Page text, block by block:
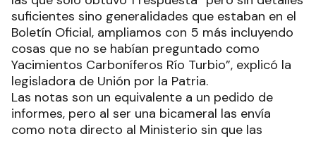
suficientes sino generalidades que estaban en el
Boletín Oficial, ampliamos con 5 más incluyendo
cosas que no se habían preguntado como
Yacimientos Carboníferos Río Turbio”, explicó la
legisladora de Unión por la Patria.
Las notas son un equivalente a un pedido de
informes, pero al ser una bicameral las envía
como nota directo al Ministerio sin que las